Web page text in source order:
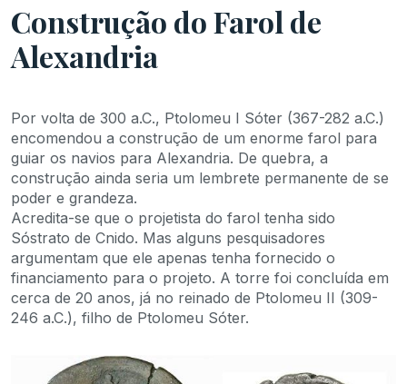
Construção do Farol de
Alexandria
Por volta de 300 a.C., Ptolomeu I Sóter (367-282 a.C.)
encomendou a construção de um enorme farol para
guiar os navios para Alexandria. De quebra, a
construção ainda seria um lembrete permanente de se
poder e grandeza.
Acredita-se que o projetista do farol tenha sido
Sóstrato de Cnido. Mas alguns pesquisadores
argumentam que ele apenas tenha fornecido o
financiamento para o projeto. A torre foi concluída em
cerca de 20 anos, já no reinado de Ptolomeu II (309-
246 a.C.), filho de Ptolomeu Sóter.